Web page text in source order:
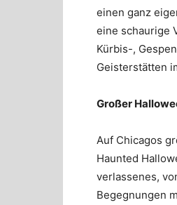
einen ganz
eine schaurige
Kürbis-,
Geisterstätten
Großer
Auf Chicagos
Haunted
verlassenes,
Begegnungen